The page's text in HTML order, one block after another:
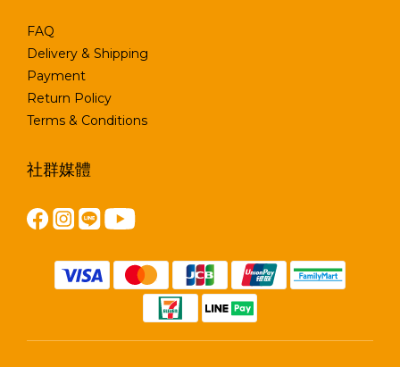
FAQ
Delivery & Shipping
Payment
Return Policy
Terms & Conditions
社群媒體